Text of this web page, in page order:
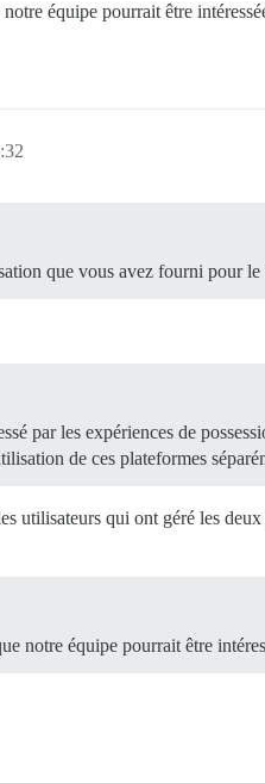
équipe pourrait être
que vous avez fourni pour
par les expériences de
de ces plateformes
utilisateurs qui ont géré les
notre équipe pourrait être